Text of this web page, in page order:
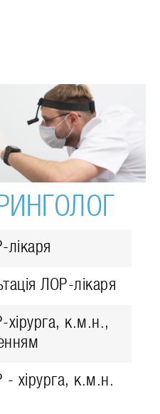
лікаря
ЛОР-лікаря
хірурга, к.м.н.,
- хірурга, к.м.н.